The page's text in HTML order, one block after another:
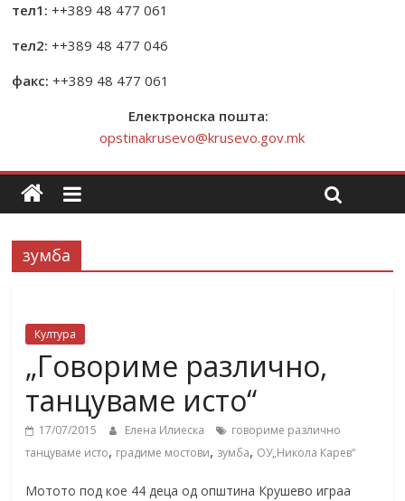
тел1: ++389 48 477 061
тел2: ++389 48 477 046
факс: ++389 48 477 061
Електронска пошта:
opstinakrusevo@krusevo.gov.mk
зумба
Култура
„Говориме различно,
танцуваме исто“
17/07/2015 Елена Илиеска
говориме различно
танцуваме исто, градиме мостови, зумба, ОУ„Никола Карев“
Мотото под кое 44 деца од општина Крушево играа